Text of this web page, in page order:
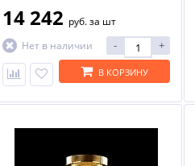
14 242 руб.за шт
Нет в наличии
- +
В КОРЗИНУ